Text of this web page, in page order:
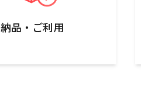
納品・ご利用